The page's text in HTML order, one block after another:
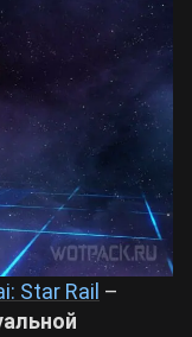
Star Rail –